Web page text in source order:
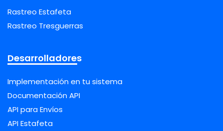
Rastreo Estafeta
Rastreo Tresguerras
Desarrolladores
Implementación en tu sistema
Documentación API
API para Envíos
API Estafeta